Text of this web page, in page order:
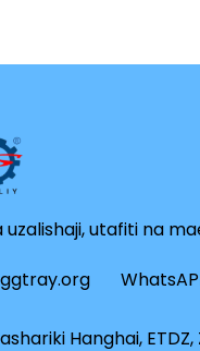
utafiti na
Hanghai,